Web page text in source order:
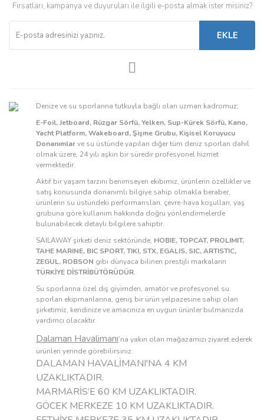
Fırsatları, kampanya ve duyuruları ile ilgili e-posta almak ister misiniz?
EKLE
Denize ve su sporlarına tutkuyla bağlı olan uzman kadromuz;
E-Foil, Jetboard, Rüzgar Sörfü, Yelken, Sup-Kürek Sörfü, Kano,
Yacht Platform, Wakeboard, Şişme Grubu, Kişisel Koruyucu
Donanımlarve su üstünde yapılan diğer tüm deniz sporları dahil
olmak üzere, 24 yılı aşkın bir süredir profesyonel hizmet
vermektedir.
Aktif bir yaşam tarzını benimseyen ekibimiz, ürünlerin özellikler ve
satış konusunda donanımlı bilgiye sahip olmakla beraber,
ürünlerin su üstündeki performansları, çevre-hava koşulları, yaş
grubuna göre kullanım hakkında doğru yönlendirmelerde
bulunabilecek detaylı bilgilere sahiptir.
SAILAWAY şirketi deniz sektöründe, HOBIE, TOPCAT, PROLIMIT,
TAHE MARINE, BIC SPORT, TIKI, STX, EGALIS, SIC, ARTISTIC,
ZEGUL, ROBSON gibi dünyaca bilinen prestijli markaların
TÜRKİYE DİSTRİBÜTÖRÜDÜR.
Su sporlarına özel dış giyimden, amatör ve profesyonel su
sporları ekipmanlarına, geniş bir ürün yelpazesine sahip olan
şirketimiz, kendinize ve amacınıza en uygun ürünler bulmanızda
yardımcı olacaktır.
Dalaman Havalimanı’na yakın olan mağazamızı ziyaret ederek
ürünleri yerinde görebilirsiniz.
DALAMAN HAVALİMANI'NA 4 KM
UZAKLIKTADIR.
MARMARİS’E 60 KM UZAKLIKTADIR.
GÖCEK MERKEZE 10 KM UZAKLIKTADIR.